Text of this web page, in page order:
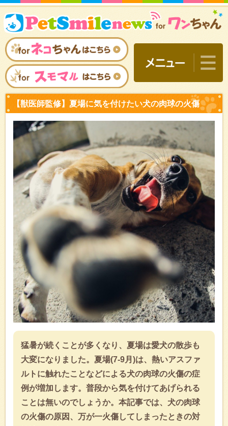
【獣医師監修】夏場に気
猛暑が続くことが多くなり、夏場は愛犬の散歩も
大変になりました。夏場(7-9月)は、熱いアスファ
ルトに触れたことなどによる犬の肉球の火傷の症
例が増加します。普段から気を付けてあげられる
ことは無いのでしょうか。本記事では、犬の肉球
の火傷の原因、万が一火傷してしまったときの対